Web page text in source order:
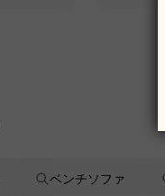
ベンチソファ